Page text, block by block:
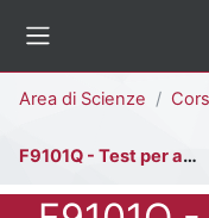
Area di Scienze Corso
F9101Q - Test per ammissione A.A. 2021/22
Titolo del corso